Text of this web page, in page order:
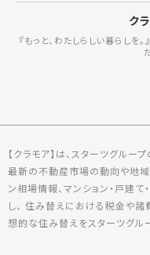
ク
『もっと、わたしらしい暮らしを
【クラモア】は、スターツグルー
最新の不動産市場の動向や地域
ン相場情報、マンション・戸建
し、 住み替えにおける税金や
想的な住み替えをスターツグル